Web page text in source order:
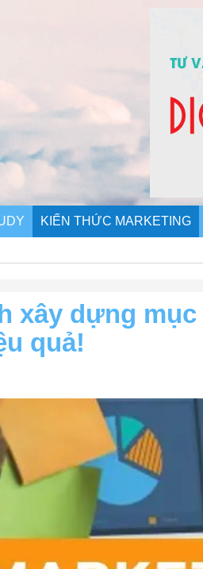
KIẾN THỨC MARKETING
xây dựng
quả!